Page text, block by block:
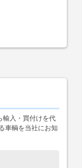
輸入・買付けを代
車輌を当社にお知